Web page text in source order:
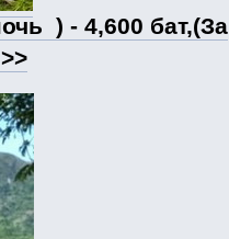
) - 4,600 бат,(За